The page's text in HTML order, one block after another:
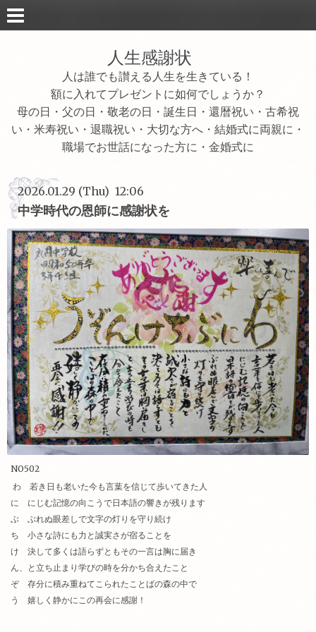
人生感謝状
人は誰でも讃える人生を生きている！
額に入れてプレゼントに如何でしょうか？
母の日・父の日・敬老の日・誕生日・還暦祝い・古希祝
い・米寿祝い・退職祝い・大切な方へ・結婚式に両親に・
職場でお世話になった方に・金婚式に
2026.01.29 (Thu) 12:06
中学時代の恩師に感謝状を
NO502
わ 若き日も老いた今も言葉を信じて歩いてきた人
に にじむ記憶の向こうで日本語の響きが残ります
ぶ ぶれぬ眼差しで文字の灯りを守り続け
ち 小さな詩にも力と誠実さが宿ることを
け 決して多くは語らずともその一言は胸に届き
ん、と立ち止まり学びの時を分かち合えたこと
ぞ 存分に積み重ねてこられたことばの森の中で
う 嬉しく静かにこの再会に感謝！